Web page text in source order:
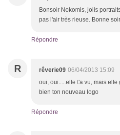
Bonsoir Nokomis, jolis
pas l'air très rieuse. Bonne
Répondre
R rêverie09 06/04/2013 15:09
oui, oui.....elle t'a vu, mais
bien ton nouveau logo
Répondre